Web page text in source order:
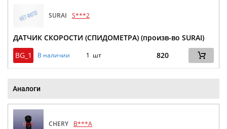
SURAI S***2
ДАТЧИК СКОРОСТИ (СПИДОМЕТРА) (произв-во SURAI)
BG_1
В наличии 1 шт 820
Аналоги
CHERY B***A